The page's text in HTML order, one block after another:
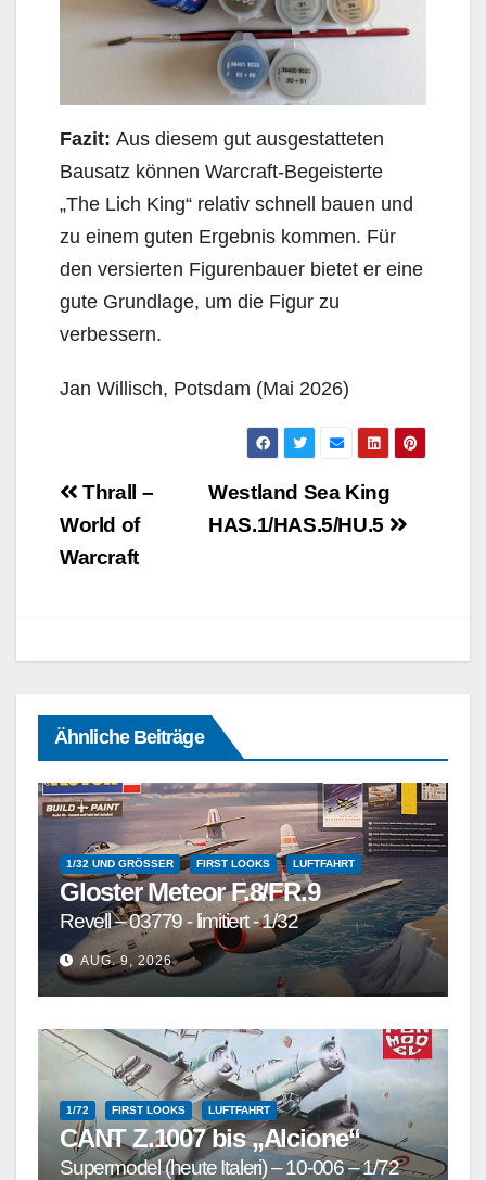
Fazit: Aus diesem gut ausgestatteten
Bausatz können Warcraft-Begeisterte
„The Lich King“ relativ schnell bauen und
zu einem guten Ergebnis kommen. Für
den versierten Figurenbauer bietet er eine
gute Grundlage, um die Figur zu
verbessern.
Jan Willisch, Potsdam (Mai 2026)
Beitragsnavigation
Westland Sea King
HAS.1/HAS.5/HU.5
Thrall –
World of
Warcraft
Ähnliche Beiträge
1/32 UND GRÖSSER FIRST LOOKS LUFTFAHRT
Gloster Meteor F.8/FR.9
Revell – 03779 - limitiert - 1/32
AUG. 9, 2026
1/72 FIRST LOOKS LUFTFAHRT
CANT Z.1007 bis „Alcione“
Supermodel (heute Italeri) – 10-006 – 1/72